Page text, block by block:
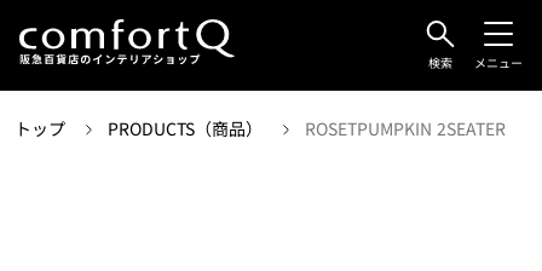
検索 メニュー
トップ PRODUCTS（商品） ROSETPUMPKIN 2SEATER